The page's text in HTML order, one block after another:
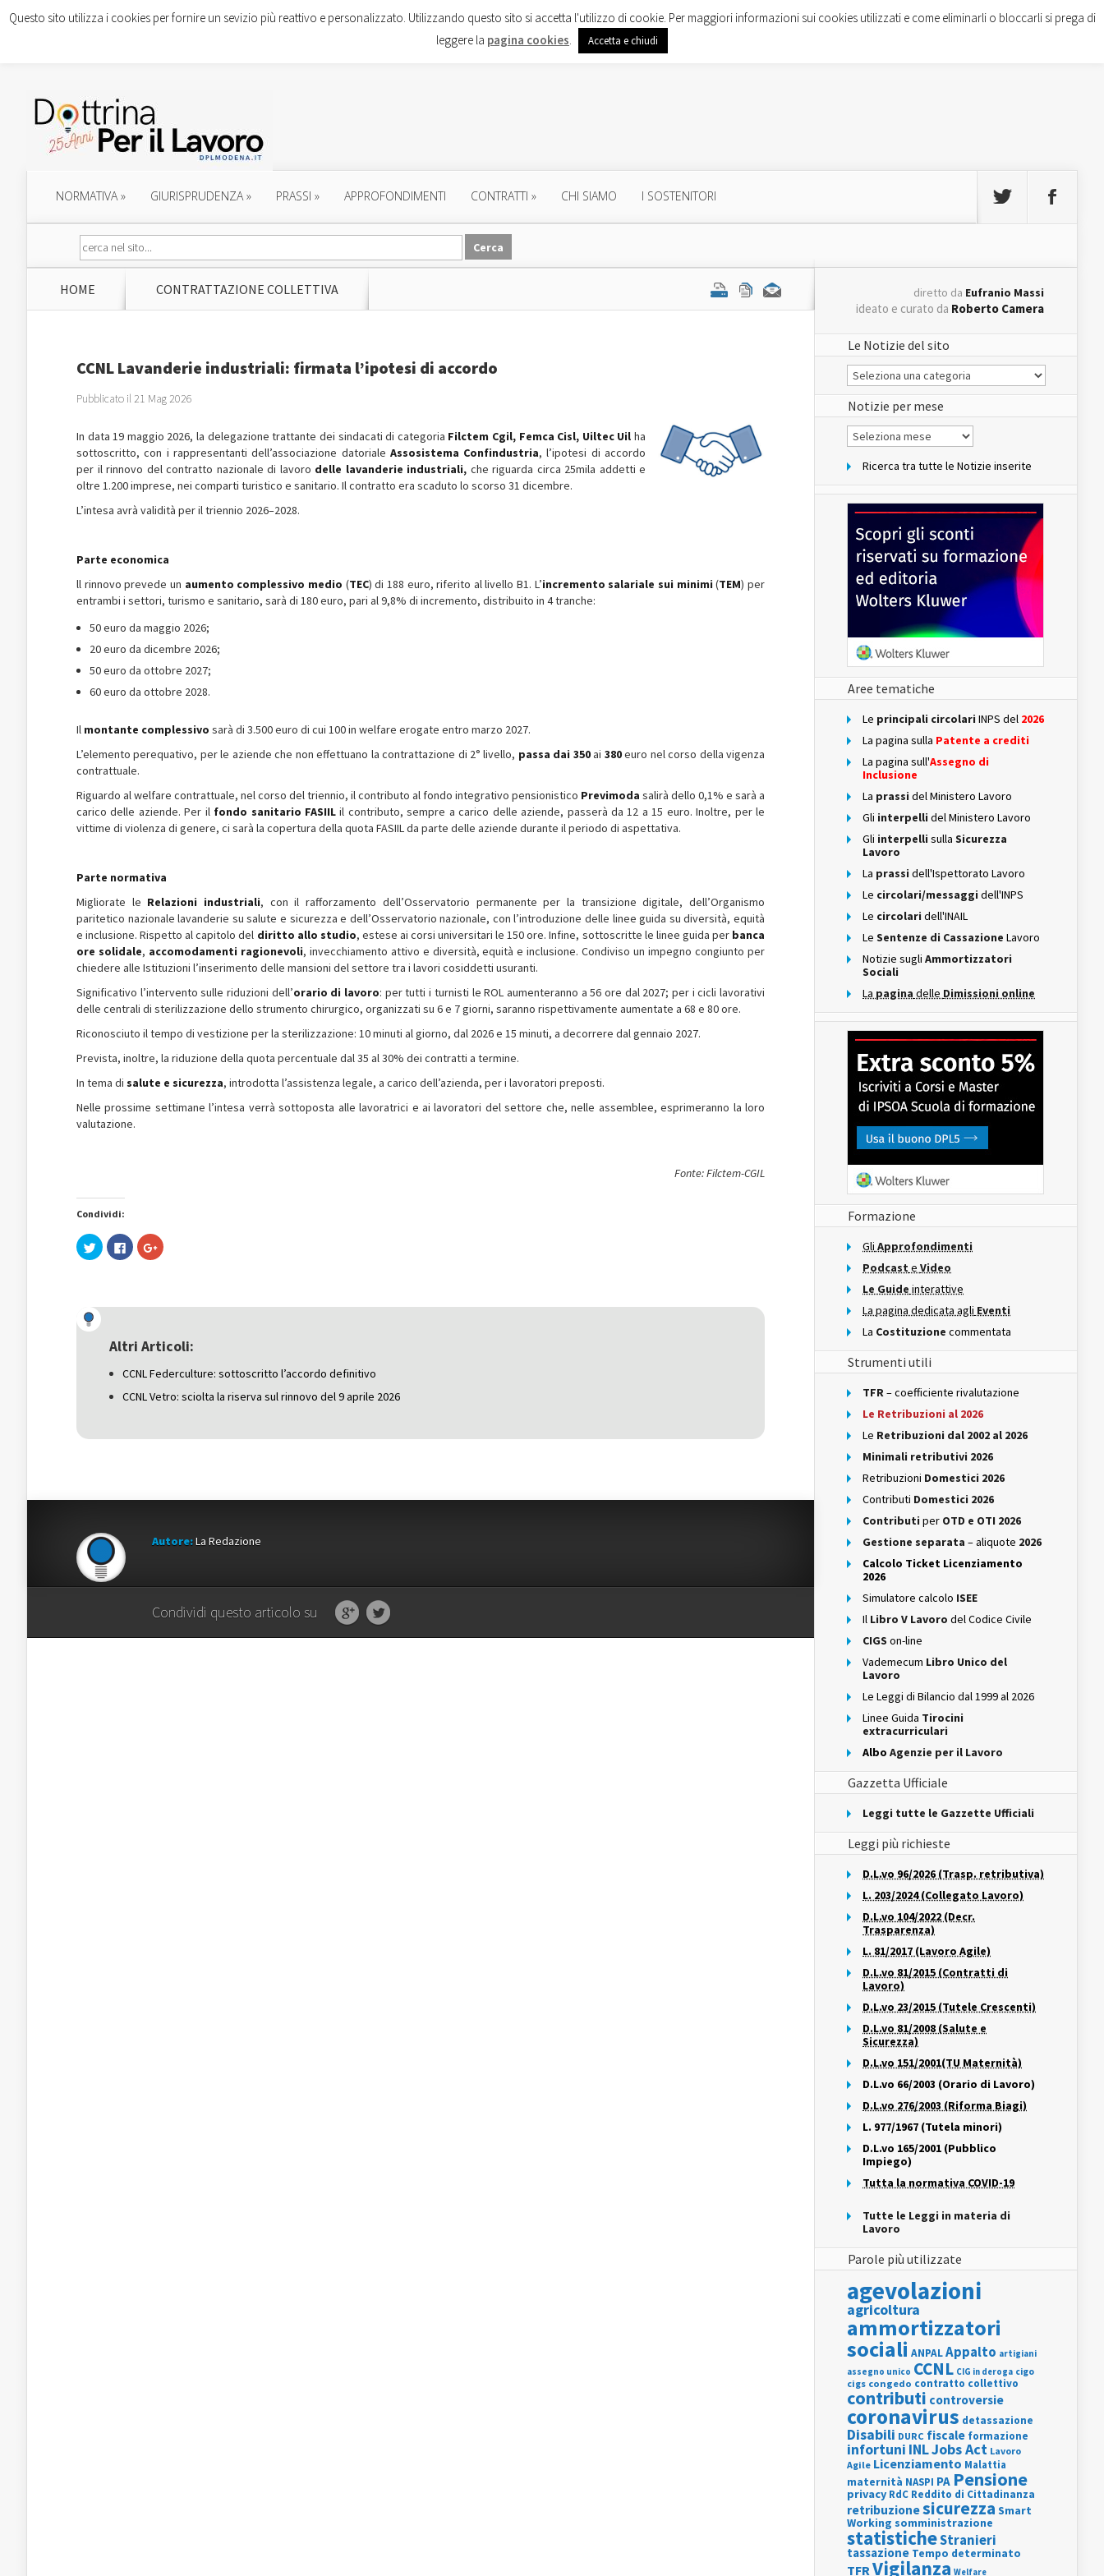
NORMATIVA» GIURISPRUDENZA» PRASSI » APPROFONDIMENTI CONTRATTI » CHI SIAMO I SOSTENITORI
HOME CONTRATTAZIONE COLLETTIVA
CCNL Lavanderie industriali: firmata l’ipotesi di accordo
Pubblicato il 21 Mag 2026
In data 19 maggio 2026, la delegazione trattante dei sindacati di categoria Filctem Cgil, Femca Cisl, Uiltec Uil ha
sottoscritto, con i rappresentanti dell’associazione datoriale Assosistema Confindustria, l’ipotesi di accordo
per il rinnovo del contratto nazionale di lavoro delle lavanderie industriali, che riguarda circa 25mila addetti e
oltre 1.200 imprese, nei comparti turistico e sanitario. Il contratto era scaduto lo scorso 31 dicembre.
L’intesa avrà validità per il triennio 2026–2028.
Parte economica
ll rinnovo prevede un aumento complessivo medio (TEC) di 188 euro, riferito al livello B1. L’incremento salariale sui minimi(TEM) per
entrambi i settori, turismo e sanitario, sarà di 180 euro, pari al 9,8% di incremento, distribuito in 4 tranche:
50 euro da maggio 2026;
20 euro da dicembre 2026;
50 euro da ottobre 2027;
60 euro da ottobre 2028.
Il montante complessivo sarà di 3.500 euro di cui 100 in welfare erogate entro marzo 2027.
L’elemento perequativo, per le aziende che non effettuano la contrattazione di 2° livello, passa dai 350ai 380euro nel corso della vigenza
contrattuale.
Riguardo al welfare contrattuale, nel corso del triennio, il contributo al fondo integrativo pensionistico Previmoda salirà dello 0,1% e sarà a
carico delle aziende. Per il fondo sanitario FASIIL il contributo, sempre a carico delle aziende, passerà da 12 a 15 euro. Inoltre, per le
vittime di violenza di genere, ci sarà la copertura della quota FASIIL da parte delle aziende durante il periodo di aspettativa.
Parte normativa
Migliorate le Relazioni industriali, con il rafforzamento dell’Osservatorio permanente per la transizione digitale, dell’Organismo
paritetico nazionale lavanderie su salute e sicurezza e dell’Osservatorio nazionale, con l’introduzione delle linee guida su diversità, equità
e inclusione. Rispetto al capitolo del diritto allo studio, estese ai corsi universitari le 150 ore. Infine, sottoscritte le linee guida per banca
ore solidale, accomodamenti ragionevoli, invecchiamento attivo e diversità, equità e inclusione. Condiviso un impegno congiunto per
chiedere alle Istituzioni l’inserimento delle mansioni del settore tra i lavori cosiddetti usuranti.
Significativo l’intervento sulle riduzioni dell’orario di lavoro: per tutti i turnisti le ROL aumenteranno a 56 ore dal 2027; per i cicli lavorativi
delle centrali di sterilizzazione dello strumento chirurgico, organizzati su 6 e 7 giorni, saranno rispettivamente aumentate a 68 e 80 ore.
Riconosciuto il tempo di vestizione per la sterilizzazione: 10 minuti al giorno, dal 2026 e 15 minuti, a decorrere dal gennaio 2027.
Prevista, inoltre, la riduzione della quota percentuale dal 35 al 30% dei contratti a termine.
In tema di salute e sicurezza, introdotta l’assistenza legale, a carico dell’azienda, per i lavoratori preposti.
Nelle prossime settimane l’intesa verrà sottoposta alle lavoratrici e ai lavoratori del settore che, nelle assemblee, esprimeranno la loro
valutazione.
Fonte: Filctem-CGIL
Condividi:
Fai
clic
(Si
apre
una
nuova
Fai
clic
nuova
finestra)
Fai
clic
una
nuova
Altri Articoli:
CCNL Federculture: sottoscritto l’accordo definitivo
CCNL Vetro: sciolta la riserva sul rinnovo del 9 aprile 2026
Autore:La Redazione
Condividi questo articolo su
diretto da Eufranio Massi
ideato e curato da Roberto Camera
Le Notizie del sito
Le
Notizie
del
sito
Notizie per mese
Notizie
per
Ricerca tra tutte le Notizie inserite
Aree tematiche
Le principali circolari INPS del 2026
La pagina sulla Patente a crediti
La pagina sull'Assegno di
Inclusione
La prassi del Ministero Lavoro
Gli interpelli del Ministero Lavoro
Gli interpelli sulla Sicurezza
Lavoro
La prassi dell'Ispettorato Lavoro
Le circolari/messaggi dell'INPS
Le circolari dell'INAIL
Le Sentenze di Cassazione Lavoro
Notizie sugli Ammortizzatori
Sociali
La pagina delle Dimissioni online
Formazione
Gli Approfondimenti
Podcast e Video
Le Guide interattive
La pagina dedicata agli Eventi
La Costituzione commentata
Strumenti utili
TFR– coefficiente rivalutazione
Le Retribuzioni al 2026
Le Retribuzioni dal 2002 al 2026
Minimali retributivi 2026
Retribuzioni Domestici 2026
Contributi Domestici 2026
Contributi per OTD e OTI 2026
Gestione separata – aliquote 2026
Calcolo Ticket Licenziamento
2026
Simulatore calcolo ISEE
Il Libro V Lavoro del Codice Civile
CIGS on-line
Vademecum Libro Unico del
Lavoro
Le Leggi di Bilancio dal 1999 al 2026
Linee Guida Tirocini
extracurriculari
Albo Agenzie per il Lavoro
Gazzetta Ufficiale
Leggi tutte le Gazzette Ufficiali
Leggi più richieste
D.L.vo 96/2026 (Trasp. retributiva)
L. 203/2024 (Collegato Lavoro)
D.L.vo 104/2022 (Decr.
Trasparenza)
L. 81/2017 (Lavoro Agile)
D.L.vo 81/2015 (Contratti di
Lavoro)
D.L.vo 23/2015 (Tutele Crescenti)
D.L.vo 81/2008 (Salute e
Sicurezza)
D.L.vo 151/2001(TU Maternità)
D.L.vo 66/2003 (Orario di Lavoro)
D.L.vo 276/2003 (Riforma Biagi)
L. 977/1967 (Tutela minori)
D.L.vo 165/2001 (Pubblico
Impiego)
Tutta la normativa COVID-19
Tutte le Leggi in materia di
Lavoro
Parole più utilizzate
agevolazioni
agricoltura
ammortizzatori
sociali ANPALAppalto artigiani
assegno unico CCNL CIG in deroga cigo
cigs congedo contratto collettivo
contributi controversie
coronavirus detassazione
Disabili DURC fiscale formazione
infortuni INLJobs Act Lavoro
Agile Licenziamento Malattia
maternità NASPI PA Pensione
privacy RdC Reddito di Cittadinanza
retribuzionesicurezza Smart
Working somministrazione
statisticheStranieri
tassazione Tempo determinato
TFRVigilanza Welfare
Questo sito utilizza i cookies per fornire un sevizio più reattivo e personalizzato. Utilizzando questo sito si accetta l'utilizzo di cookie. Per maggiori informazioni sui cookies utilizzati e come eliminarli o bloccarli si prega di
leggere la pagina cookies. Accetta e chiudi